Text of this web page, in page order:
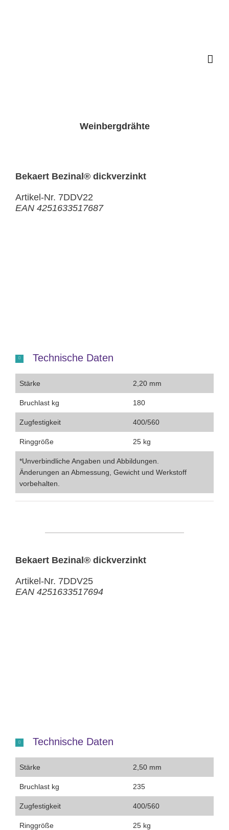
Weinbergdrähte
Bekaert Bezinal® dickverzinkt
Artikel-Nr. 7DDV22
EAN 4251633517687
Technische Daten
Stärke 2,20 mm
Bruchlast kg 180
Zugfestigkeit 400/560
Ringgröße 25 kg
*Unverbindliche Angaben und Abbildungen.
Änderungen an Abmessung, Gewicht und Werkstoff
vorbehalten.
Bekaert Bezinal® dickverzinkt
Artikel-Nr. 7DDV25
EAN 4251633517694
Technische Daten
Stärke 2,50 mm
Bruchlast kg 235
Zugfestigkeit 400/560
Ringgröße 25 kg